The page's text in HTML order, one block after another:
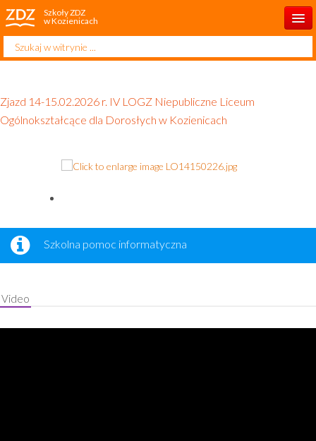
Szkoły ZDZ
w Kozienicach
Start
O szkole
Dla rodzica
Dla słuchacza
Rekrutacja 2026/2027
Szukaj...
Zjazd 14-15.02.2026 r. IV LOGZ Niepubliczne Liceum
Ogólnokształcące dla Dorosłych w Kozienicach
Szkolna pomoc informatyczna
Video